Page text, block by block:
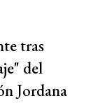
tras
del
Jordana